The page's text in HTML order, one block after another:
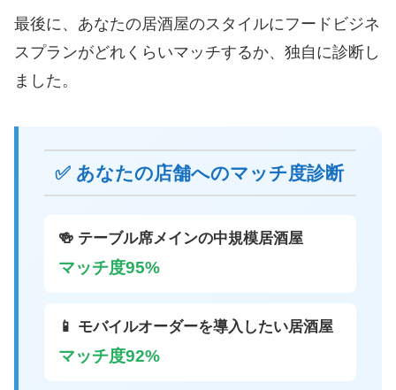
最後に、あなたの居酒屋のスタイルにフードビジネ
スプランがどれくらいマッチするか、独自に診断し
ました。
✅ あなたの店舗へのマッチ度診断
🍻 テーブル席メインの中規模居酒屋
マッチ度95%
📱 モバイルオーダーを導入したい居酒屋
マッチ度92%